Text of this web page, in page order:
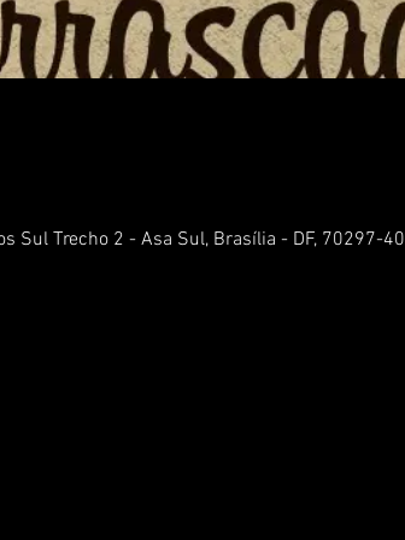
Sul Trecho 2 - Asa Sul, Brasília - DF, 70297-